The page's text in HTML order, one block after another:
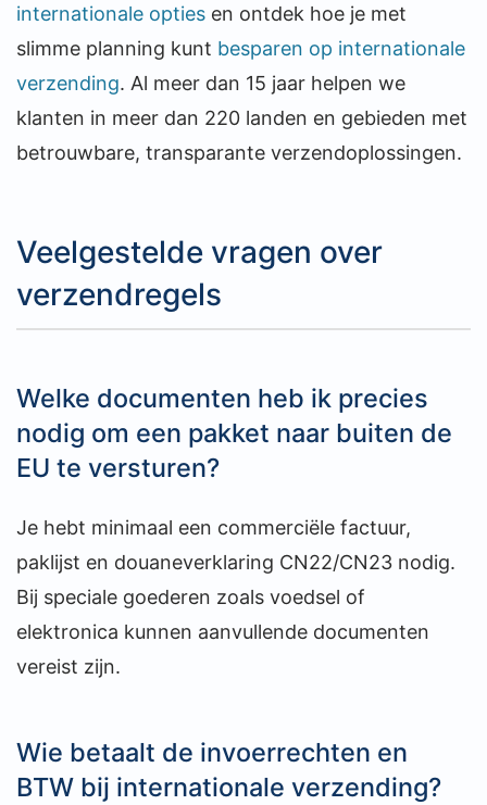
internationale opties en ontdek hoe je met
slimme planning kunt besparen op internationale
verzending. Al meer dan 15 jaar helpen we
klanten in meer dan 220 landen en gebieden met
betrouwbare, transparante verzendoplossingen.
Veelgestelde vragen over
verzendregels
Welke documenten heb ik precies
nodig om een pakket naar buiten de
EU te versturen?
Je hebt minimaal een commerciële factuur,
paklijst en douaneverklaring CN22/CN23 nodig.
Bij speciale goederen zoals voedsel of
elektronica kunnen aanvullende documenten
vereist zijn.
Wie betaalt de invoerrechten en
BTW bij internationale verzending?